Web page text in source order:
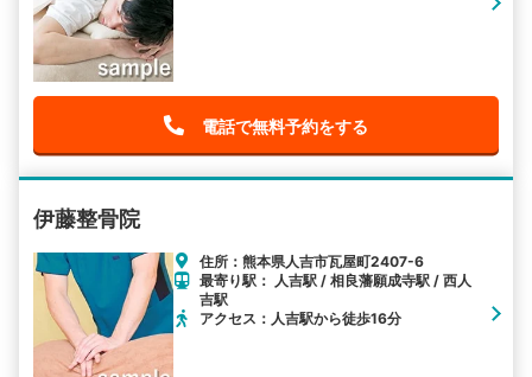
電話で無料予約をする
伊藤整骨院
住所：熊本県人吉市瓦屋町2407-6
最寄り駅： 人吉駅 / 相良藩願成寺駅 / 西人
吉駅
アクセス：人吉駅から徒歩16分